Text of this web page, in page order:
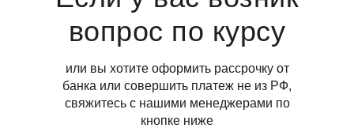
вопрос по курсу
или вы хотите оформить рассрочку от
банка или совершить платеж не из РФ,
свяжитесь с нашими менеджерами по
кнопке ниже